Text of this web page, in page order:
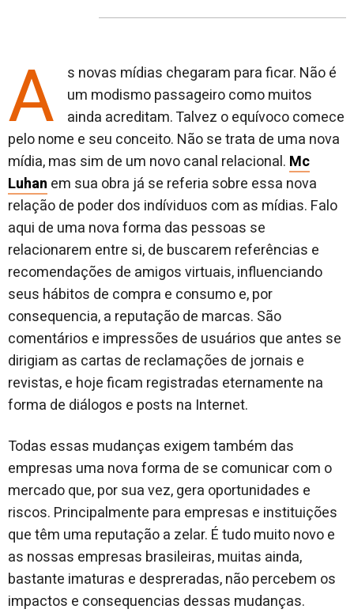
no no
A
s novas mídias chegaram para ficar. Não é
um modismo passageiro como muitos
ainda acreditam. Talvez o equívoco comece
pelo nome e seu conceito. Não se trata de uma nova
mídia, mas sim de um novo canal relacional. Mc
Luhan em sua obra já se referia sobre essa nova
relação de poder dos indíviduos com as mídias. Falo
aqui de uma nova forma das pessoas se
relacionarem entre si, de buscarem referências e
recomendações de amigos virtuais, influenciando
seus hábitos de compra e consumo e, por
consequencia, a reputação de marcas. São
comentários e impressões de usuários que antes se
dirigiam as cartas de reclamações de jornais e
revistas, e hoje ficam registradas eternamente na
forma de diálogos e posts na Internet.
Todas essas mudanças exigem também das
empresas uma nova forma de se comunicar com o
mercado que, por sua vez, gera oportunidades e
riscos. Principalmente para empresas e instituições
que têm uma reputação a zelar. É tudo muito novo e
as nossas empresas brasileiras, muitas ainda,
bastante imaturas e despreradas, não percebem os
impactos e consequencias dessas mudanças.